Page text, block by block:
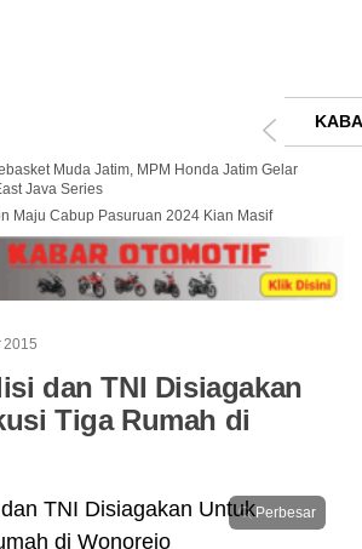
Muda Jatim, MPM Honda Jatim Gelar
Java Series
Maju Cabup Pasuruan 2024 Kian Masif
2015
dan TNI Disiagakan
Tiga Rumah di
Perbesar